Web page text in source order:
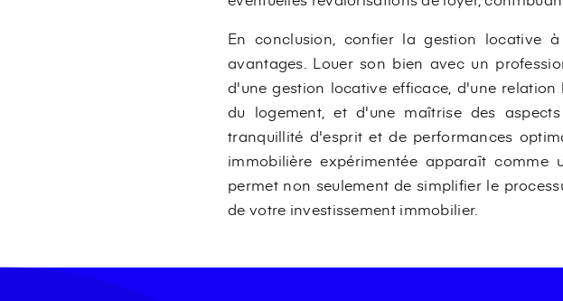
En conclusion, confier la gestion locative
avantages. Louer son bien avec un
d'une gestion locative efficace, d'une
du logement, et d'une maîtrise des
tranquillité d'esprit et de performances
immobilière expérimentée apparaît
permet non seulement de simplifier le
de votre investissement immobilier.